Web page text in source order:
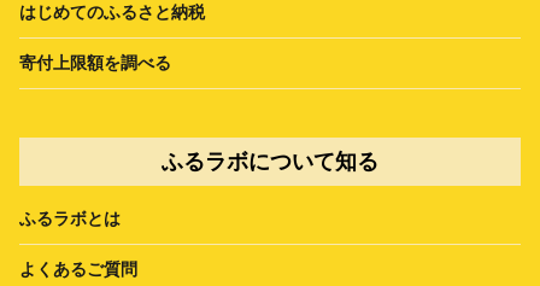
はじめてのふるさと納税
寄付上限額を調べる
ふるラボについて知る
ふるラボとは
よくあるご質問